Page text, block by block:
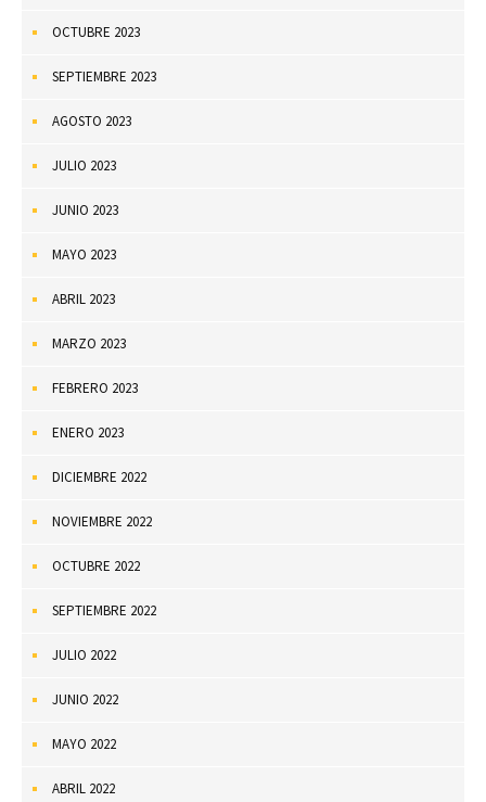
OCTUBRE 2023
SEPTIEMBRE 2023
AGOSTO 2023
JULIO 2023
JUNIO 2023
MAYO 2023
ABRIL 2023
MARZO 2023
FEBRERO 2023
ENERO 2023
DICIEMBRE 2022
NOVIEMBRE 2022
OCTUBRE 2022
SEPTIEMBRE 2022
JULIO 2022
JUNIO 2022
MAYO 2022
ABRIL 2022